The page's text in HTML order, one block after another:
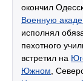
окончил
Военную
исполнял
пехотного
встретил на
Южном ,